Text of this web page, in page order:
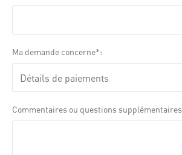
Ma demande concerne
Commentaires ou questions supplémentaires